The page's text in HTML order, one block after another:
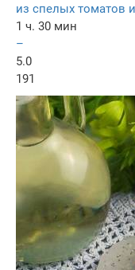
из спелых томатов
1 ч. 30 мин
–
5.0
191